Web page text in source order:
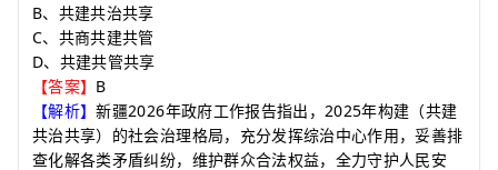
B、共建共治共享
C、共商共建共管
D、共建共管共享
【答案】 B
【解析】新疆2026年政府工作报告指出， 2025年构建（共建
共治共享）的社会治理格局，充分发挥综治中心作用，妥善排
查化解各类矛盾纠纷，维护群众合法权益，全力守护人民安